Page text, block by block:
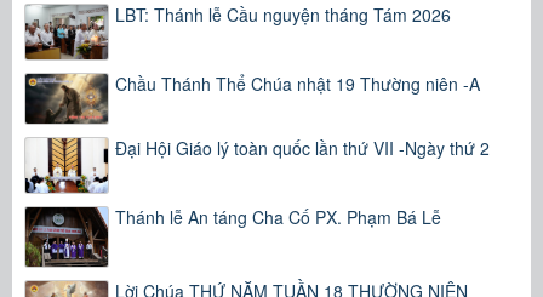
LBT: Thánh lễ Cầu nguyện tháng Tám 2026
Chầu Thánh Thể Chúa nhật 19 Thường niên -A
Đại Hội Giáo lý toàn quốc lần thứ VII -Ngày thứ 2
Thánh lễ An táng Cha Cố PX. Phạm Bá Lễ
Lời Chúa THỨ NĂM TUẦN 18 THƯỜNG NIÊN